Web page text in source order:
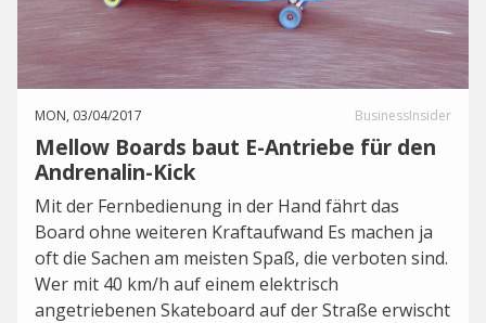
MON, 03/04/2017 BusinessInsider
Mellow Boards baut E-Antriebe für den
Andrenalin-Kick
Mit der Fernbedienung in der Hand fährt das
Board ohne weiteren Kraftaufwand Es machen ja
oft die Sachen am meisten Spaß, die verboten sind.
Wer mit 40 km/h auf einem elektrisch
angetriebenen Skateboard auf der Straße erwischt